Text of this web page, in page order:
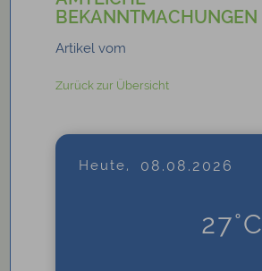
BEKANNTMACHUNGEN
Artikel vom
Zurück zur Übersicht
Heute, 08.08.2026
27°C